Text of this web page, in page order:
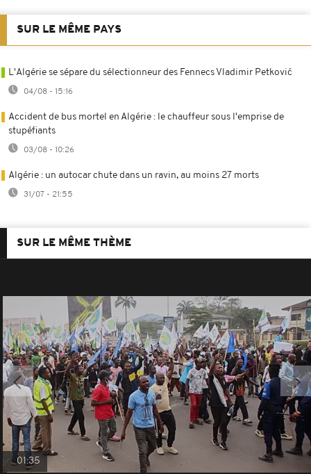
SUR LE MÊME PAYS
L'Algérie se sépare du sélectionneur des Fennecs Vladimir Petković
04/08 - 15:16
Accident de bus mortel en Algérie : le chauffeur sous l'emprise de
stupéfiants
03/08 - 10:26
Algérie : un autocar chute dans un ravin, au moins 27 morts
31/07 - 21:55
SUR LE MÊME THÈME
01:35